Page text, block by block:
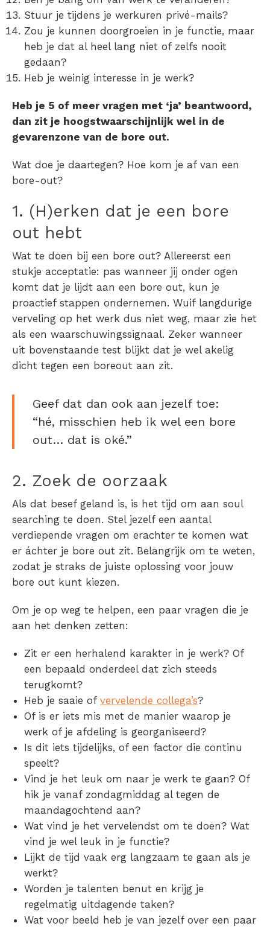
Stuur je tijdens je werkuren privé-mails?
Zou je kunnen doorgroeien in je functie, maar
heb je dat al heel lang niet of zelfs nooit
gedaan?
Heb je weinig interesse in je werk?
Heb je 5 of meer vragen met ‘ja’ beantwoord,
dan zit je hoogstwaarschijnlijk wel in de
gevarenzone van de bore out.
Wat doe je daartegen? Hoe kom je af van een
bore-out?
1. (H)erken dat je een bore
out hebt
Wat te doen bij een bore out? Allereerst een
stukje acceptatie: pas wanneer jij onder ogen
komt dat je lijdt aan een bore out, kun je
proactief stappen ondernemen. Wuif langdurige
verveling op het werk dus niet weg, maar zie het
als een waarschuwingssignaal. Zeker wanneer
uit bovenstaande test blijkt dat je wel akelig
dicht tegen een boreout aan zit.
Geef dat dan ook aan jezelf toe:
“hé, misschien heb ik wel een bore
out… dat is oké.”
2. Zoek de oorzaak
Als dat besef geland is, is het tijd om aan soul
searching te doen. Stel jezelf een aantal
verdiepende vragen om erachter te komen wat
er áchter je bore out zit. Belangrijk om te weten,
zodat je straks de juiste oplossing voor jouw
bore out kunt kiezen.
Om je op weg te helpen, een paar vragen die je
aan het denken zetten:
Zit er een herhalend karakter in je werk? Of
een bepaald onderdeel dat zich steeds
terugkomt?
Heb je saaie of vervelende collega’s?
Of is er iets mis met de manier waarop je
werk of je afdeling is georganiseerd?
Is dit iets tijdelijks, of een factor die continu
speelt?
Vind je het leuk om naar je werk te gaan? Of
hik je vanaf zondagmiddag al tegen de
maandagochtend aan?
Wat vind je het vervelendst om te doen? Wat
vind je wel leuk in je functie?
Lijkt de tijd vaak erg langzaam te gaan als je
werkt?
Worden je talenten benut en krijg je
regelmatig uitdagende taken?
Wat voor beeld heb je van jezelf over een paar